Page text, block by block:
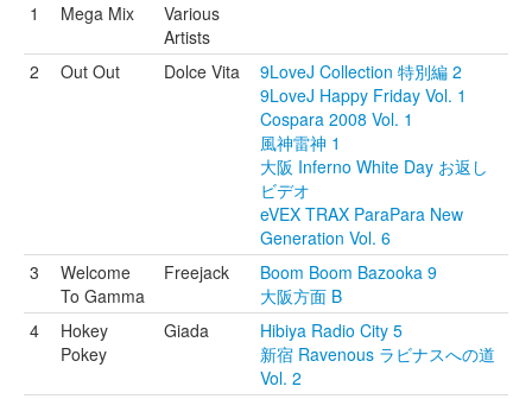
CD Database
Lesson Database
1
Mega Mix
Various
Artists
2
Out Out Dolce Vita
9LoveJ Collection 特別編 2
9LoveJ Happy Friday Vol. 1
Cospara 2008 Vol. 1
風神雷神 1
大阪 Inferno White Day お返し
ビデオ
eVEX TRAX ParaPara New
Generation Vol. 6
3
Welcome
To Gamma
Freejack
Boom Boom Bazooka 9
大阪方面 B
4
Hokey
Pokey
Giada
Hibiya Radio City 5
新宿 Ravenous ラビナスへの道
Vol. 2